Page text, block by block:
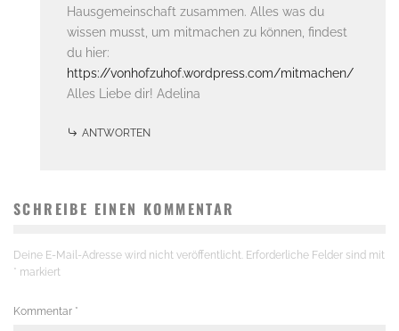
Hausgemeinschaft zusammen. Alles was du
wissen musst, um mitmachen zu können, findest
du hier:
https://vonhofzuhof.wordpress.com/mitmachen/
Alles Liebe dir! Adelina
ANTWORTEN
SCHREIBE EINEN KOMMENTAR
Deine E-Mail-Adresse wird nicht veröffentlicht. Erforderliche Felder sind mit
* markiert
Kommentar *